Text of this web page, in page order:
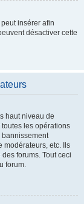
insérer afin
désactiver cette
haut niveau de
les opérations
bannissement
modérateurs, etc. Ils
forums. Tout ceci
forum.